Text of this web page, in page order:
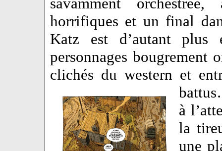
horrifiques et un final
Katz est d’autant plus
personnages bougrement
clichés du western et
à
la
une